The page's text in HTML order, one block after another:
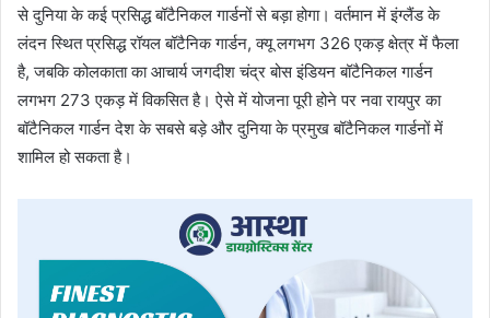
से दुनिया के कई प्रसिद्ध बॉटैनिकल गार्डनों से बड़ा होगा। वर्तमान में इंग्लैंड के
लंदन स्थित प्रसिद्ध रॉयल बॉटैनिक गार्डन, क्यू लगभग 326 एकड़ क्षेत्र में फैला
है, जबकि कोलकाता का आचार्य जगदीश चंद्र बोस इंडियन बॉटैनिकल गार्डन
लगभग 273 एकड़ में विकसित है। ऐसे में योजना पूरी होने पर नवा रायपुर का
बॉटैनिकल गार्डन देश के सबसे बड़े और दुनिया के प्रमुख बॉटैनिकल गार्डनों में
शामिल हो सकता है।